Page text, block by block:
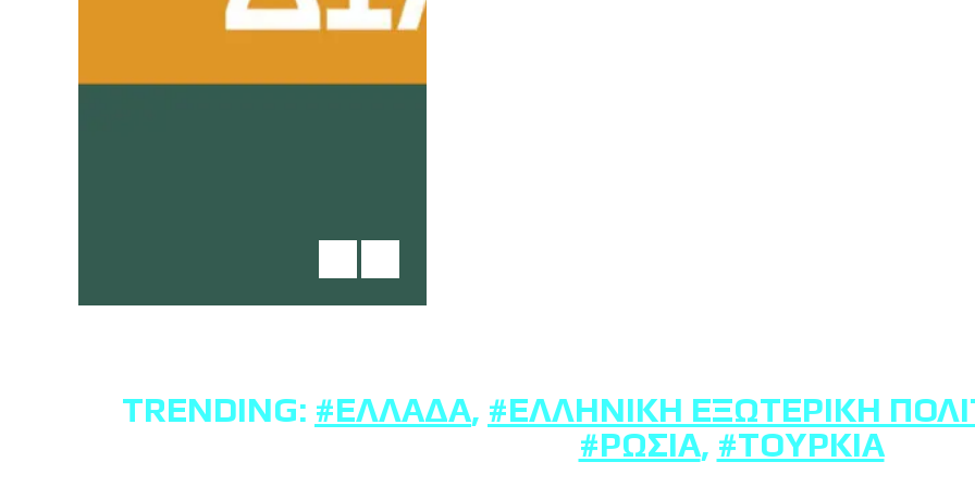
TRENDING: #ΕΛΛΆΔΑ, #ΕΛΛΗΝΙΚΉ ΕΞΩΤΕΡΙΚΉ
#ΡΩΣΊΑ, #ΤΟΥΡΚΊΑ